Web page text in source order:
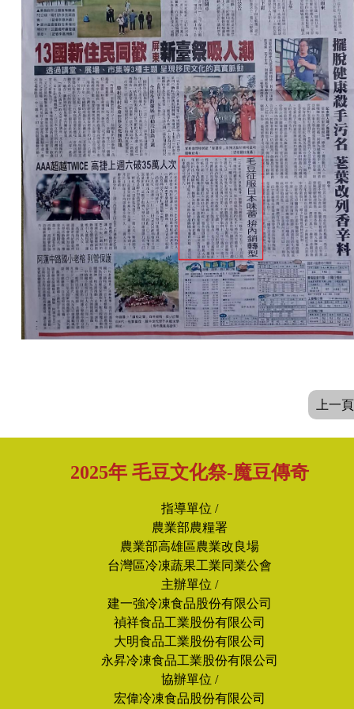
上一頁
2025年 毛豆文化祭-魔豆傳奇
指導單位 /
農業部農糧署
農業部高雄區農業改良場
台灣區冷凍蔬果工業同業公會
主辦單位 /
建一強冷凍食品股份有限公司
禎祥食品工業股份有限公司
大明食品工業股份有限公司
永昇冷凍食品工業股份有限公司
協辦單位 /
宏偉冷凍食品股份有限公司